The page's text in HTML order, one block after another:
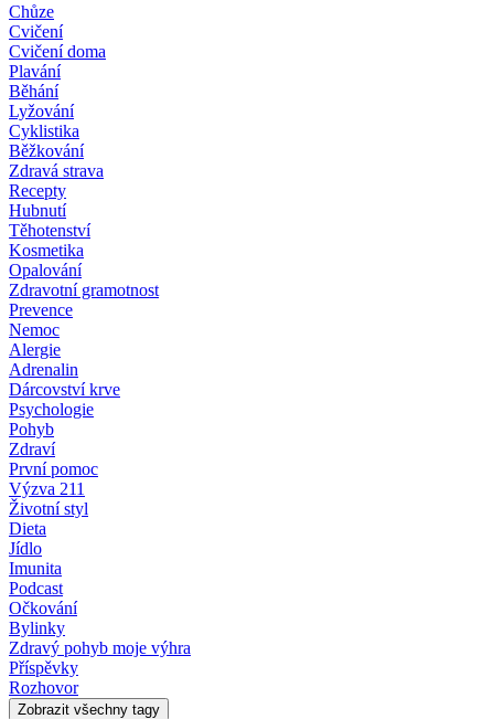
Chůze
Cvičení
Cvičení doma
Plavání
Běhání
Lyžování
Cyklistika
Běžkování
Zdravá strava
Recepty
Hubnutí
Těhotenství
Kosmetika
Opalování
Zdravotní gramotnost
Prevence
Nemoc
Alergie
Adrenalin
Dárcovství krve
Psychologie
Pohyb
Zdraví
První pomoc
Výzva 211
Životní styl
Dieta
Jídlo
Imunita
Podcast
Očkování
Bylinky
Zdravý pohyb moje výhra
Příspěvky
Rozhovor
Zobrazit všechny tagy